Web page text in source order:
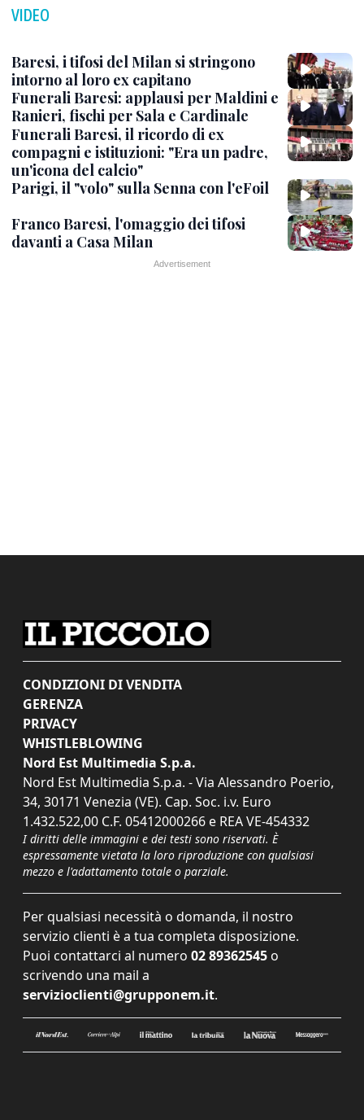
VIDEO
Baresi, i tifosi del Milan si stringono
intorno al loro ex capitano
Funerali Baresi: applausi per Maldini e
Ranieri, fischi per Sala e Cardinale
Funerali Baresi, il ricordo di ex
compagni e istituzioni: "Era un padre,
un'icona del calcio"
Parigi, il "volo" sulla Senna con l'eFoil
Franco Baresi, l'omaggio dei tifosi
davanti a Casa Milan
CONDIZIONI DI VENDITA
GERENZA
PRIVACY
WHISTLEBLOWING
Nord Est Multimedia S.p.a.
Nord Est Multimedia S.p.a. - Via Alessandro Poerio,
34, 30171 Venezia (VE). Cap. Soc. i.v. Euro
1.432.522,00 C.F. 05412000266 e REA VE-454332
I diritti delle immagini e dei testi sono riservati. È
espressamente vietata la loro riproduzione con qualsiasi
mezzo e l'adattamento totale o parziale.
Per qualsiasi necessità o domanda, il nostro
servizio clienti è a tua completa disposizione.
Puoi contattarci al numero 02 89362545 o
scrivendo una mail a
servizioclienti@grupponem.it.